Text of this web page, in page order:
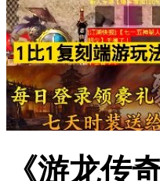
《游龙传